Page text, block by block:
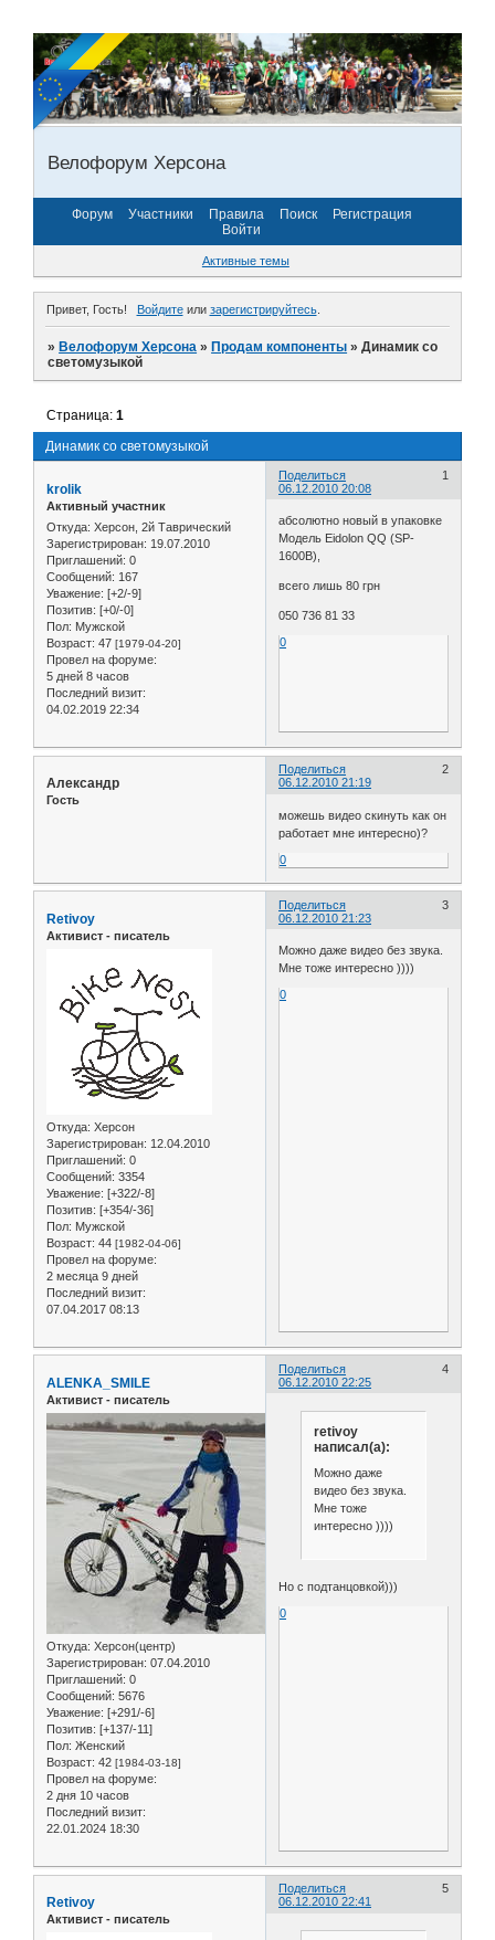
Велофорум Херсона
Форум Участники Правила Поиск
Регистрация
Войти
Активные темы
Привет, Гость! Войдитеили зарегистрируйтесь.
»Велофорум Херсона »Продам компоненты »Динамик со
светомузыкой
Динамик со светомузыкой
Страница:1
Поделиться
1
06.12.2010 20:08
krolik
Активный участник
Откуда: Херсон, 2й Таврический
Зарегистрирован: 19.07.2010
Приглашений: 0
Сообщений: 167
Уважение: [+2/-9]
Позитив: [+0/-0]
Пол: Мужской
Возраст: 47 [1979-04-20]
Провел на форуме:
5 дней 8 часов
Последний визит:
04.02.2019 22:34
абсолютно новый в упаковке
Модель Eidolon QQ (SP-
1600B),
всего лишь 80 грн
050 736 81 33
0
Поделиться
2
06.12.2010 21:19
Александр
Гость
можешь видео скинуть как он
работает мне интересно)?
0
Поделиться
3
06.12.2010 21:23
Retivoy
Активист - писатель
Откуда: Херсон
Зарегистрирован: 12.04.2010
Приглашений: 0
Сообщений: 3354
Уважение: [+322/-8]
Позитив: [+354/-36]
Пол: Мужской
Возраст: 44 [1982-04-06]
Провел на форуме:
2 месяца 9 дней
Последний визит:
07.04.2017 08:13
Можно даже видео без звука.
Мне тоже интересно ))))
0
Поделиться
4
06.12.2010 22:25
ALENKA_SMILE
Активист - писатель
Откуда: Херсон(центр)
Зарегистрирован: 07.04.2010
Приглашений: 0
Сообщений: 5676
Уважение: [+291/-6]
Позитив: [+137/-11]
Пол: Женский
Возраст: 42 [1984-03-18]
Провел на форуме:
2 дня 10 часов
Последний визит:
22.01.2024 18:30
retivoy
написал(а):
Можно даже
видео без звука.
Мне тоже
интересно ))))
Но с подтанцовкой)))
0
Поделиться
5
06.12.2010 22:41
Retivoy
Активист - писатель